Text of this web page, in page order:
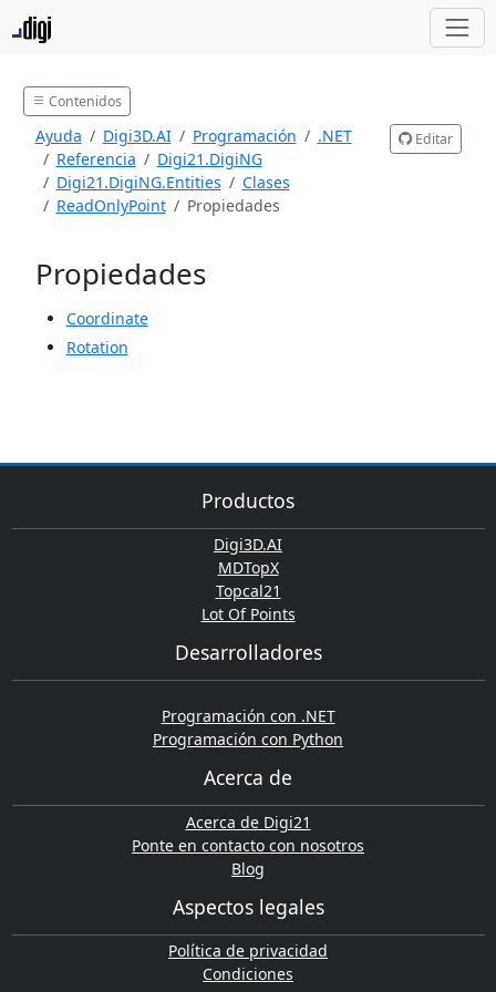
Contenidos
Ayuda Digi3D.AI Programación
.NET
Referencia
Digi21.DigiNG
Digi21.DigiNG.Entities
Clases
ReadOnlyPoint
Propiedades
Editar
Propiedades
Coordinate
Rotation
Productos
Digi3D.AI
MDTopX
Topcal21
Lot Of Points
Desarrolladores
Programación con .NET
Programación con Python
Acerca de
Acerca de Digi21
Ponte en contacto con nosotros
Blog
Aspectos legales
Política de privacidad
Condiciones